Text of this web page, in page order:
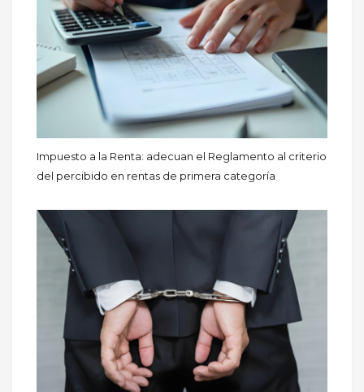
Impuesto a la Renta: adecuan el Reglamento al criterio
del percibido en rentas de primera categoría